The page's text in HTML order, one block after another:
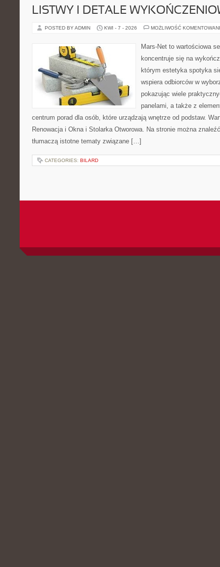
LISTWY I DETALE
POSTED BY ADMIN KWI - 7 - 2026 MOŻLIWOŚĆ
Mars-Net to wartościowa
koncentruje się na
którym estetyka spotyka
wspiera odbiorców w
pokazując wiele
panelami, a także z
centrum porad dla osób, które urządzają wnętrze od podstaw.
Renowacja i Okna i Stolarka Otworowa. Na stronie można
tłumaczą istotne tematy związane […]
CATEGORIES: BILARD